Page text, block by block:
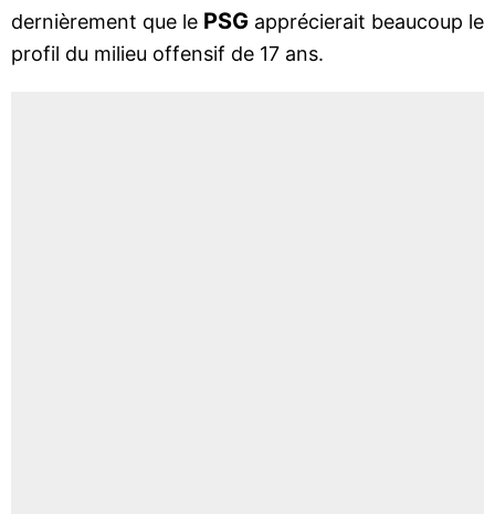
dernièrement que le PSG apprécierait beaucoup le
profil du milieu offensif de 17 ans.